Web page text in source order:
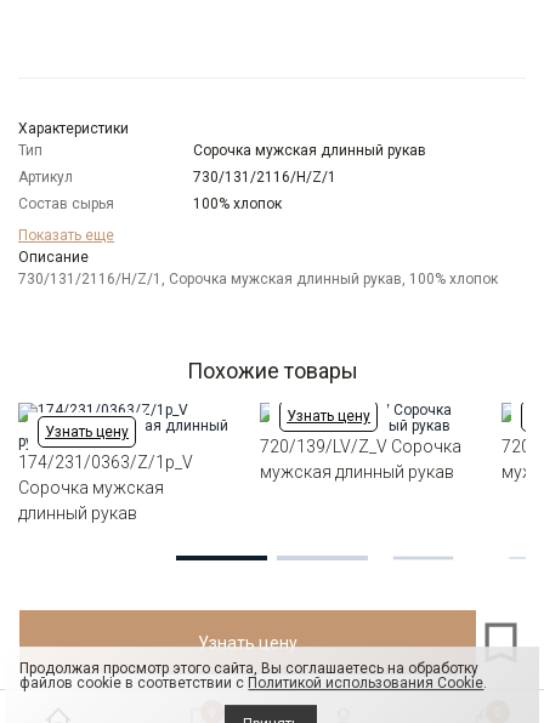
Характеристики
Тип
Сорочка мужская длинный рукав
Артикул
730/131/2116/H/Z/1
Состав сырья
100% хлопок
Бренд
Особенности
ткани
Сорочки: внутренняя стойка воротника и
внутренний манжет из ткани компаньона по
Ворот
Французский маленький
Манжет
классический закругленный на пуговицах 6 см
Карман
отсутствует
Силуэт
Показать еще
Описание
730/131/2116/H/Z/1, Сорочка мужская длинный рукав, 100% хлопок
Похожие товары
Узнать цену
174/231/0363/Z/1p_V
Сорочка мужская
длинный рукав
Узнать цену
720/139/LV/Z_V Сорочка
мужская длинный рукав
720/
Узнать цену
Продолжая просмотр этого сайта, Вы соглашаетесь на обработку
файлов cookie в соответствии с Политикой использования Cookie.